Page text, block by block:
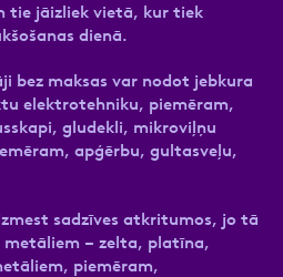
tie jāizliek vietā, kur tiek
dienā.
bez maksas var nodot jebkura
elektrotehniku, piemēram,
gludekli, mikroviļņu
apģērbu, gultasveļu,
sadzīves atkritumos, jo tā
– zelta, platīna,
piemēram,